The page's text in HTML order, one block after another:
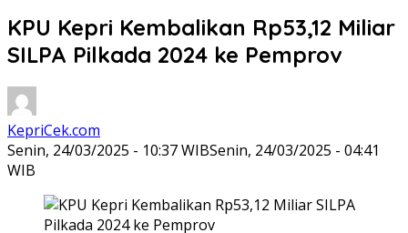
KPU Kepri Kembalikan Rp53,12 Miliar
SILPA Pilkada 2024 ke Pemprov
KepriCek.com
Senin, 24/03/2025 - 10:37 WIBSenin, 24/03/2025 - 04:41
WIB